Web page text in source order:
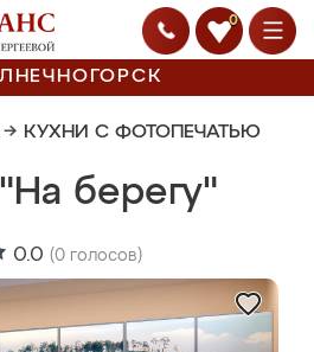
0
→ КУХНИ С ФОТОПЕЧАТЬЮ
берегу"
0.0 (0 голосов)